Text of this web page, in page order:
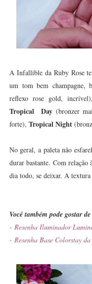
A Infallible da Ruby Rose
um tom bem
reflexo rose gold, incrível),
Tropical Day (bronzer
forte), Tropical Night
No geral, a paleta não
durar bastante. Com
dia todo, se deixar. A
Você também pode gostar
- Resenha Iluminador
- Resenha Base Colorstay